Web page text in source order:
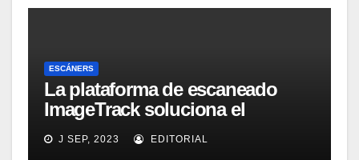
ESCÁNERS
La plataforma de escaneado
ImageTrack soluciona el
problema de costes y cuello de
botella de los laboratorios
J SEP, 2023 EDITORIAL